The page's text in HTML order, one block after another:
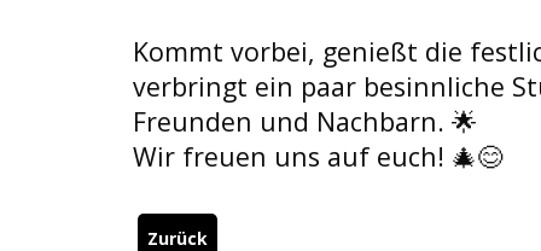
Kommt vorbei, genießt die
verbringt ein paar besinnliche
Freunden und Nachbarn. 🌟
Wir freuen uns auf euch! 🎄😊
Zurück